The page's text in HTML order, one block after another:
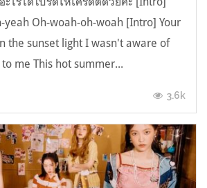
yeah Oh-woah-oh-woah [Intro] Your
the sunset light I wasn't aware of
me This hot summer...
3.6k